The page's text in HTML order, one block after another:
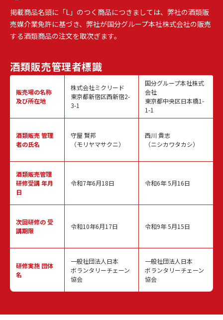
掲載商品名頭に「L」のつく商品につきましては、弊社の酒類販
売媒介業免許に基づき、弊社が国分グループ本社株式会社の販売
する酒類商品の注文を取次ぎます。
酒類販売管理者標識
販売場の名称
及び所在地
酒類販売管理
者の氏名
酒類販売管理
研修受講 年月
日
次回研修の受
講期限
研修実施 団体
名
株式会社ミクリード
東京都新宿区西新宿2-
3-1
守屋 賢邦
（モリヤマサクニ）
令和7年6月18日
令和10年6月17日
一般社団法人日本
ボランタリーチェーン
協会
国分グループ本社株式
会社
東京都中央区日本橋1-
1-1
西川 貴志
（ニシカワタカシ）
令和6年 5月16日
令和9年 5月15日
一般社団法人日本
ボランタリーチェーン
協会